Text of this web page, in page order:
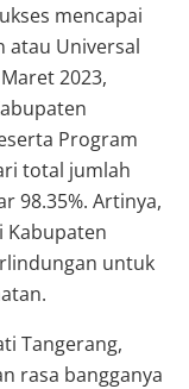
mencapai
atau Universal
2023,
Program
total jumlah
98.35%. Artinya,
Kabupaten
untuk
Tangerang,
rasa bangganya